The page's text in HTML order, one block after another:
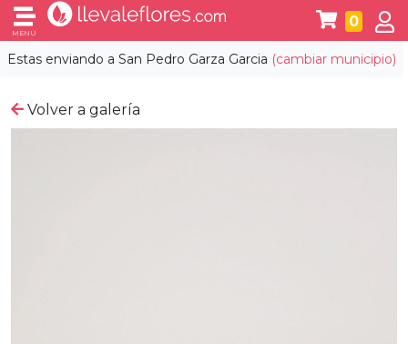
Estas enviando a San Pedro Garza Garcia (cambiar municipio)
MENÚ
0
Volver a galería